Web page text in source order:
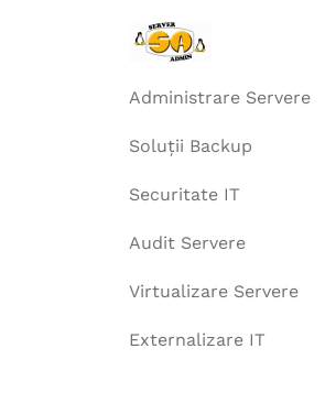
Administrare Servere
Soluții Backup
Securitate IT
Audit Servere
Virtualizare Servere
Externalizare IT